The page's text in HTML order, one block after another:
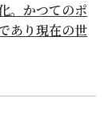
。かつてのポ
あり現在の世